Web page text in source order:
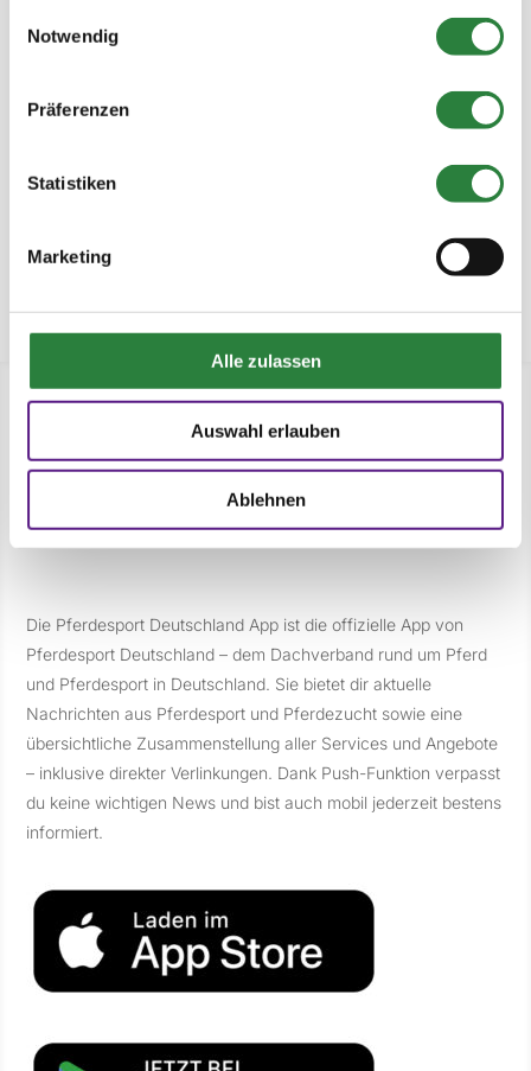
Notwendig
Präferenzen
Statistiken
Marketing
Alle zulassen
Auswahl erlauben
Ablehnen
180
AUSSTELLER
BESUCHER
ALLE INFOS DIREKT AUF IHR HANDY
Die Pferdesport Deutschland App
Die Pferdesport Deutschland App ist die offizielle App von
Pferdesport Deutschland – dem Dachverband rund um Pferd
und Pferdesport in Deutschland. Sie bietet dir aktuelle
Nachrichten aus Pferdesport und Pferdezucht sowie eine
übersichtliche Zusammenstellung aller Services und Angebote
– inklusive direkter Verlinkungen. Dank Push-Funktion verpasst
du keine wichtigen News und bist auch mobil jederzeit bestens
informiert.